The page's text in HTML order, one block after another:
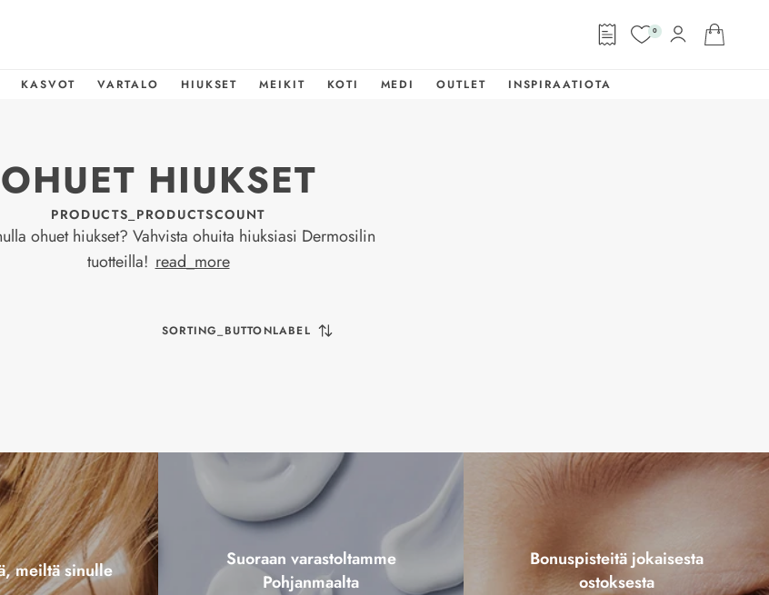
0
KASVOT VARTALO HIUKSET MEIKIT KOTI MEDI OUTLET INSPIRAATIOTA
OHUET HIUKSET
PRODUCTS_PRODUCTSCOUNT
ohuet hiukset? Vahvista ohuita hiuksiasi Dermosilin
tuotteilla! read_more
SORTING_BUTTONLABEL
meiltä sinulle
Suoraan varastoltamme
Pohjanmaalta
Bonuspisteitä jokaisesta
ostoksesta